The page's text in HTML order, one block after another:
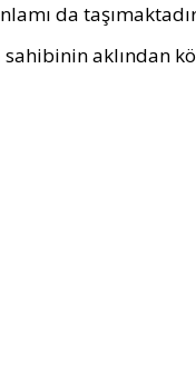
da
sahibinin aklından